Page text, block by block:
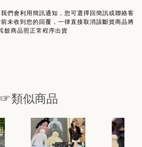
們會利用簡訊通知，您可選擇回簡訊或聯絡客
未收到您的回覆，一律直接取消該斷貨商品將
餘商品照正常程序出貨
類似商品